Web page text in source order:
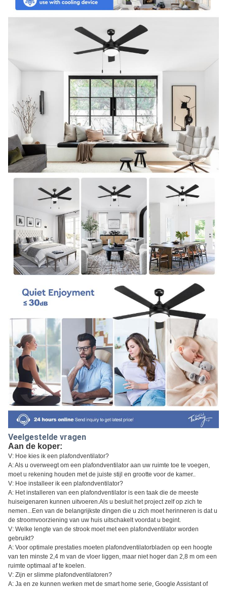
Veelgestelde vragen
Aan de koper:
V: Hoe kies ik een plafondventilator?
A: Als u overweegt om een plafondventilator aan uw ruimte toe te voegen,
moet u rekening houden met de juiste stijl en grootte voor de kamer..
V: Hoe installeer ik een plafondventilator?
A: Het installeren van een plafondventilator is een taak die de meeste
huiseigenaren kunnen uitvoeren.Als u besluit het project zelf op zich te
nemen...Een van de belangrijkste dingen die u zich moet herinneren is dat u
de stroomvoorziening van uw huis uitschakelt voordat u begint.
V: Welke lengte van de strook moet met een plafondventilator worden
gebruikt?
A: Voor optimale prestaties moeten plafondventilatorbladen op een hoogte
van ten minste 2,4 m van de vloer liggen, maar niet hoger dan 2,8 m om een
ruimte optimaal af te koelen.
V: Zijn er slimme plafondventilatoren?
A: Ja en ze kunnen werken met de smart home serie, Google Assistant of